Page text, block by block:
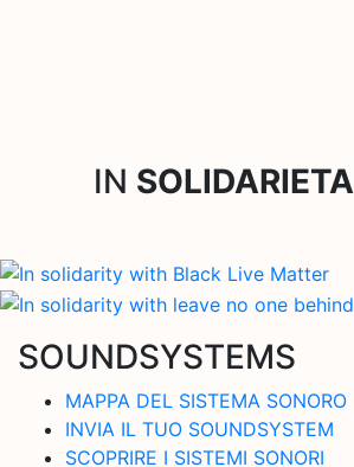
IN SOLIDARIETA
SOUNDSYSTEMS
MAPPA DEL SISTEMA SONORO
INVIA IL TUO SOUNDSYSTEM
SCOPRIRE I SISTEMI SONORI